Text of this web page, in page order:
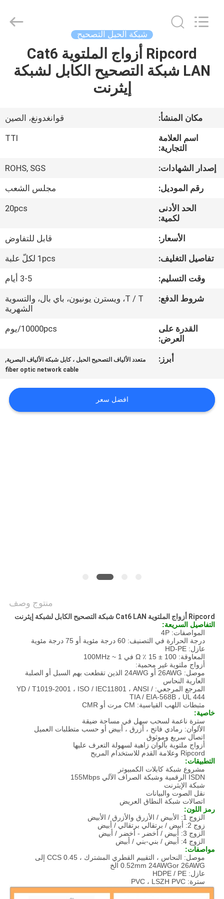
الصفحة
الرئيسية
معلومات
جولة
مراقبة
الجودة
اتصل
خريطة
الموقع
شبكة الحبل التصحيح
Ripcord أزواج الملتوية Cat6
LAN شبكة التصحيح الكابل لشبكة
إيثرنت
مكان المنشأ:
قوانغدونغ، الصين
اسم العلامة
التجارية:
TTI
إصدار الشهادات:
ROHS, SGS
رقم الموديل:
مجلس الشعب
الحد الأدنى
لكمية:
20pcs
الأسعار:
قابل للتفاوض
تفاصيل التغليف:
1pcs لكلّ علبة
وقت التسليم:
3-5 أيام
شروط الدفع:
T / T، ويسترن يونيون، باي بال، والتسوية
الشهرية
القدرة على
العرض:
10000pcs/يوم
أبرز: متعدد الألياف التصحيح الحبل ، كابل شبكة الألياف البصرية,
fiber optic network cable
افضل سعر
منتوج وصف
Ripcord أزواج الملتوية Cat6 LAN شبكة التصحيح الكابل لشبكة إيثرنت
التفاصيل السريعة:
المواصفات: 4P
درجة الحرارة في التصنيف: 60 درجة مئوية أو 75 درجة مئوية
عازل: HD-PE
المعاوقة: 100 ± 15 ٪ Ω في 1 ~ 100MHz
أزواج ملتوية غير محمية:
موصل: 26AWG أو 24AWG الذين تقطعت بهم السبل أو الصلبة
العارية النحاس
المرجع المرجعي: YD / T1019-2001 ، ISO / IEC11801 ، ANSI /
TIA / EIA-568B ، UL 444
مثبطات اللهب القياسية: CM مرت أو CMR
خاصية:
سترة ناعمة لسحب سهل في مساحة ضيقة
الألوان: رمادي فاتح ، أزرق ، أبيض أو حسب متطلبات العميل
اتصال سريع وموثوق
أزواج ملتوية بألوان زاهية لسهولة التعرف عليها
Ripcord وعلامة القدم للاستخدام المريح
التطبيقات:
مشروع شبكة كابلات الكمبيوتر
ISDN الرقمية وشبكة الصراف الآلي 155Mbps
شبكة الإيثرنت
نقل الصوت والبيانات
اتصالات شبكة النطاق العريض
رمز اللون:
الزوج 1: الأبيض / الأزرق والأزرق / الأبيض
زوج 2: أبيض / برتقالي برتقالي / أبيض
الزوج 3: أبيض / أخضر - أخضر / أبيض
الزوج 4: أبيض / بني-بني / أبيض
مواصفات:
موصل: النحاس ، التقييم القطري المشترك ، CCS 0.45 إلى
0.52mm 24AWGor 26AWG الخ
عازل: HDPE / PE
سترة: PVC ، LSZH PVC